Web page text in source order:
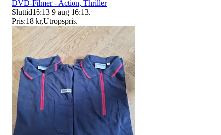
DVD-Filmer - Action, Thriller
Sluttid16:13 9 aug 16:13.
Pris:18 kr,Utropspris.